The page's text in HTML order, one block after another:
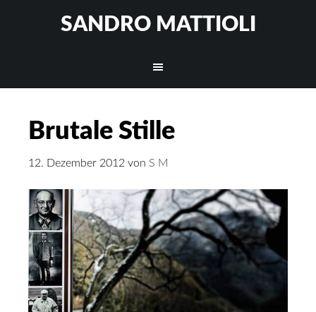
SANDRO MATTIOLI
Brutale Stille
12. Dezember 2012 von S M